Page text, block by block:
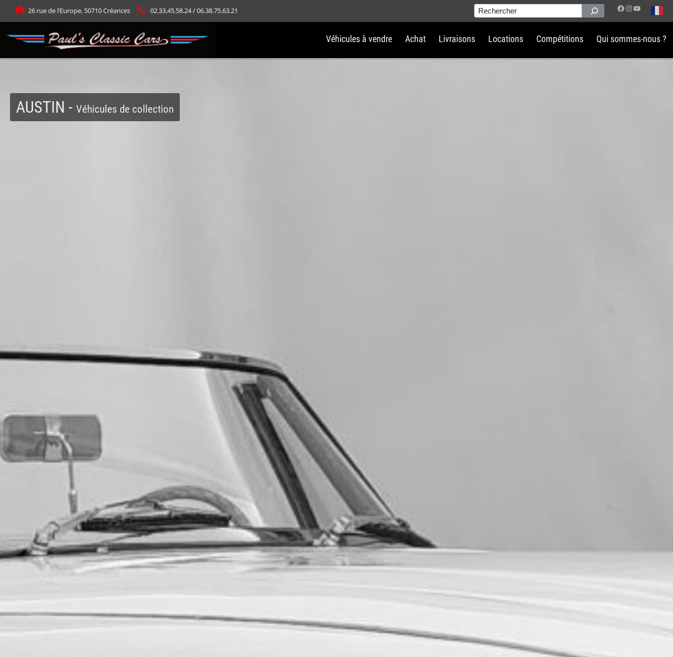
26 rue de l’Europe, 50710 Créances 02.33.45.58.24 / 06.38.75.63.21 Facebook
Instagram
YouTube
Rechercher
Véhicules à vendre Achat Livraisons Locations Compétitions Qui sommes-nous ?
AUSTIN - Véhicules de collection
Panneau de gestion des cookies